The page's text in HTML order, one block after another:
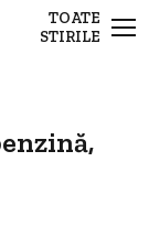
TOATE
STIRILE